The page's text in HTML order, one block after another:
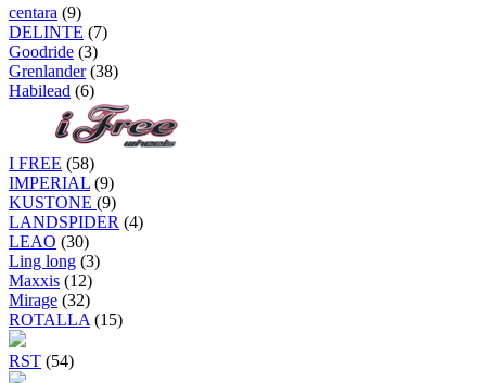
centara (9)
DELINTE (7)
Goodride (3)
Grenlander (38)
Habilead (6)
I FREE (58)
IMPERIAL (9)
KUSTONE (9)
LANDSPIDER (4)
LEAO (30)
Ling long (3)
Maxxis (12)
Mirage (32)
ROTALLA (15)
RST (54)